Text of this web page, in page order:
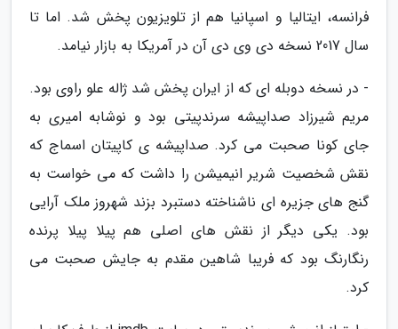
فرانسه، ایتالیا و اسپانیا هم از تلویزیون پخش شد. اما تا
سال 2017 نسخه دی وی دی آن در آمریکا به بازار نیامد.
- در نسخه دوبله ای که از ایران پخش شد ژاله علو راوی بود.
مریم شیرزاد صداپیشه سرندپیتی بود و نوشابه امیری به
جای کونا صحبت می کرد. صداپیشه ی کاپیتان اسماج که
نقش شخصیت شریر انیمیشن را داشت که می خواست به
گنج های جزیره ای ناشناخته دستبرد بزند شهروز ملک آرایی
بود. یکی دیگر از نقش های اصلی هم پیلا پیلا پرنده
رنگارنگ بود که فریبا شاهین مقدم به جایش صحبت می
کرد.